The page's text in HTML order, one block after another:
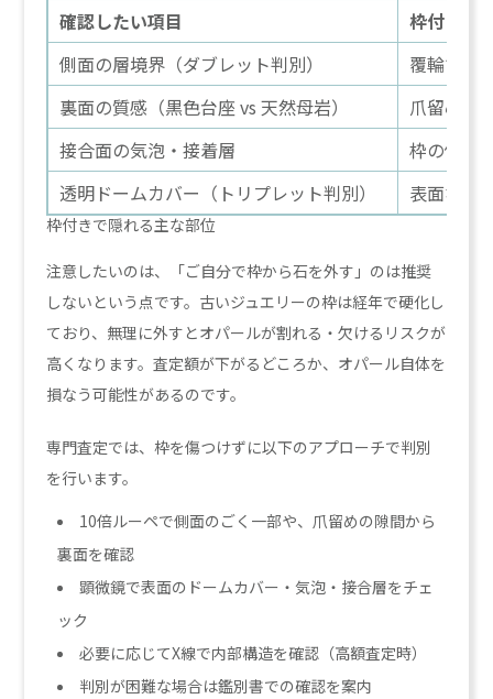
確認したい項目
枠付きで
側面の層境界（ダブレット判別）
覆輪で隠
裏面の質感（黒色台座 vs 天然母岩）
爪留めの
接合面の気泡・接着層
枠の側で
透明ドームカバー（トリプレット判別）
表面なの
枠付きで隠れる主な部位
注意したいのは、「ご自分で枠から石を外す」のは推奨
しないという点です。古いジュエリーの枠は経年で硬化し
ており、無理に外すとオパールが割れる・欠けるリスクが
高くなります。査定額が下がるどころか、オパール自体を
損なう可能性があるのです。
専門査定では、枠を傷つけずに以下のアプローチで判別
を行います。
10倍ルーペで側面のごく一部や、爪留めの隙間から
裏面を確認
顕微鏡で表面のドームカバー・気泡・接合層をチェ
ック
必要に応じてX線で内部構造を確認（高額査定時）
判別が困難な場合は鑑別書での確認を案内